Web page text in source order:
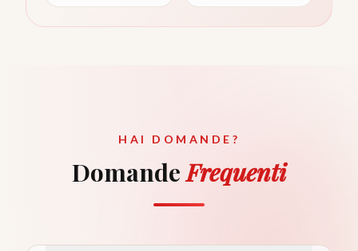
HAI DOMANDE?
DomandeFrequenti